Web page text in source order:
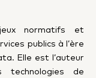
normatifs et
publics à l’ère
Elle est l’auteur
technologies de